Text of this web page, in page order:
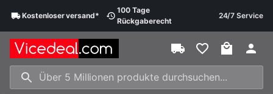
Kostenloserversand*
100 Tage
Rückgaberecht
24/7 Service